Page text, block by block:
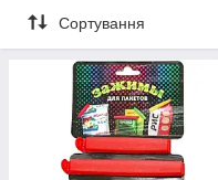
Сортування